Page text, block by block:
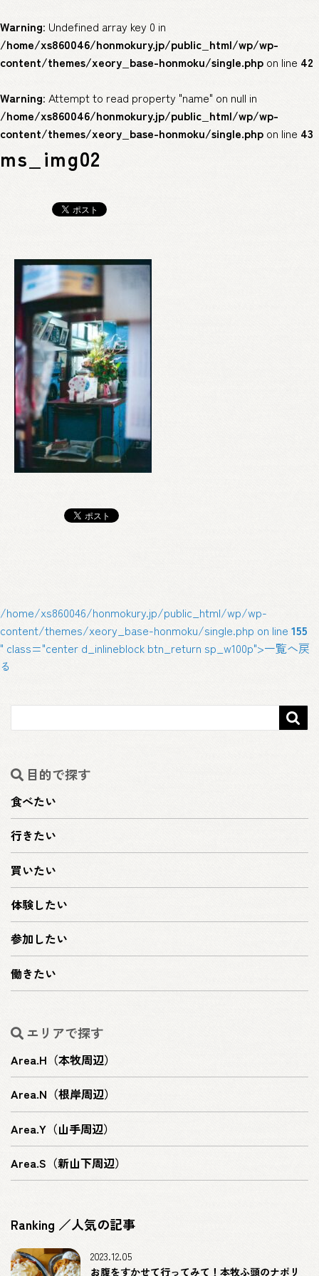
Warning: Undefined array key 0 in
/home/xs860046/honmokury.jp/public_html/wp/wp-
content/themes/xeory_base-honmoku/single.php on line 42
Warning: Attempt to read property "name" on null in
/home/xs860046/honmokury.jp/public_html/wp/wp-
content/themes/xeory_base-honmoku/single.php on line 43
ms_img02
/home/xs860046/honmokury.jp/public_html/wp/wp-
content/themes/xeory_base-honmoku/single.php on line 155
" class="center d_inlineblock btn_return sp_w100p">一覧へ戻
る

目的で探す
食べたい
行きたい
買いたい
体験したい
参加したい
働きたい
エリアで探す
Area.H（本牧周辺）
Area.N（根岸周辺）
Area.Y（山手周辺）
Area.S（新山下周辺）
Ranking ／人気の記事
お腹をすかせて行ってみて！本牧ふ頭のナポリ
2023.12.05